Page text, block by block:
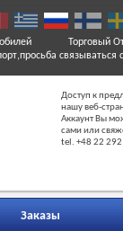
связываться
Торговый
Доступ к
нашу веб-
Аккаунт Вы
сами или
tel. +48 22
Заказы